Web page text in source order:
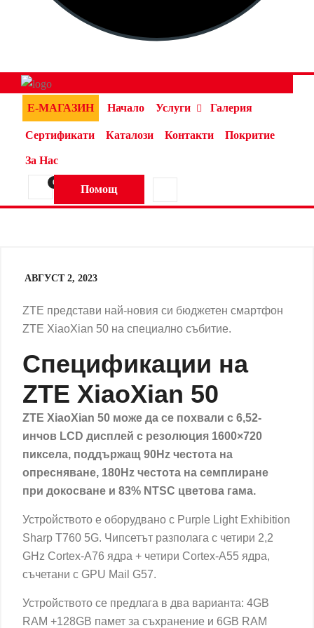
Е-МАГАЗИН Начало Услуги Галерия
Сертификати Каталози Контакти Покритие
За Нас
0
Помощ
АВГУСТ 2, 2023
ZTE представи най-новия си бюджетен смартфон
ZTE XiaoXian 50 на специално събитие.
Спецификации на
ZTE XiaoXian 50
ZTE XiaoXian 50 може да се похвали с 6,52-
инчов LCD дисплей с резолюция 1600×720
пиксела, поддържащ 90Hz честота на
опресняване, 180Hz честота на семплиране
при докосване и 83% NTSC цветова гама.
Устройството е оборудвано с Purple Light Exhibition
Sharp T760 5G. Чипсетът разполага с четири 2,2
GHz Cortex-A76 ядра + четири Cortex-A55 ядра,
съчетани с GPU Mail G57.
Устройството се предлага в два варианта: 4GB
RAM +128GB памет за съхранение и 6GB RAM